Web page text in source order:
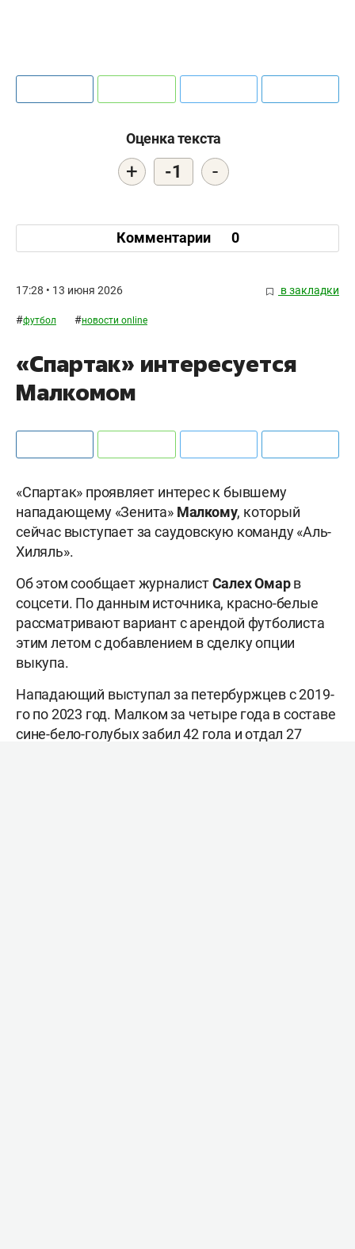
Оценка текста
+ -1 -
Комментарии 0
17:28 • 13 июня 2026 в закладки
#футбол #новости online
«Спартак» интересуется
Малкомом
«Спартак» проявляет интерес к бывшему
нападающему «Зенита» Малкому, который
сейчас выступает за саудовскую команду «Аль-
Хиляль».
Об этом сообщает журналистСалех Омарв
соцсети. По данным источника, красно-белые
рассматривают вариант с арендой футболиста
этим летом с добавлением в сделку опции
выкупа.
Нападающий выступал за петербуржцев с 2019-
го по 2023 год. Малком за четыре года в составе
сине-бело-голубых забил 42 гола и отдал 27